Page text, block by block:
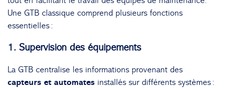
Une GTB classique comprend plusieurs fonctions
essentielles :
1. Supervision des équipements
La GTB centralise les informations provenant des
capteurs et automates installés sur différents systèmes :